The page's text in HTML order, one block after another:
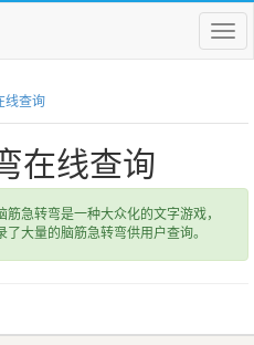
菜
单
线查询
在线查询
急转弯是一种大众化的文字游戏，
大量的脑筋急转弯供用户查询。